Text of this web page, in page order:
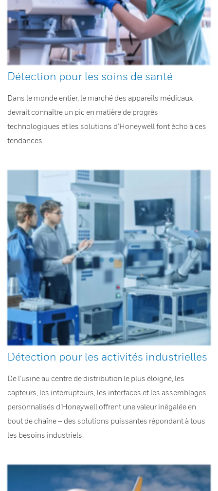
Détection pour les soins de santé
Dans le monde entier, le marché des appareils médicaux
devrait connaître un pic en matière de progrès
technologiques et les solutions d’Honeywell font écho à ces
tendances.
Détection pour les activités industrielles
De l’usine au centre de distribution le plus éloigné, les
capteurs, les interrupteurs, les interfaces et les assemblages
personnalisés d’Honeywell offrent une valeur inégalée en
bout de chaîne – des solutions puissantes répondant à tous
les besoins industriels.